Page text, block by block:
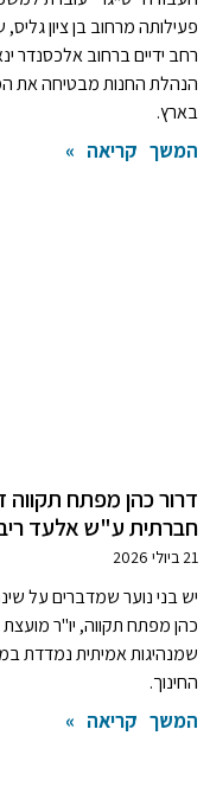
פעילותה מרחוב בן ציון
הנהלת החנות מבטיחה את
בארץ.
המשך קריאה »
דרור כהן מפתח תקווה
חברתית ע"ש אלעד
21 ביולי 2026
יש בני נוער שמדברים על
כהן מפתח תקווה, יו"ר
שמנהיגות אמיתית נמדדת
החינוך.
המשך קריאה »